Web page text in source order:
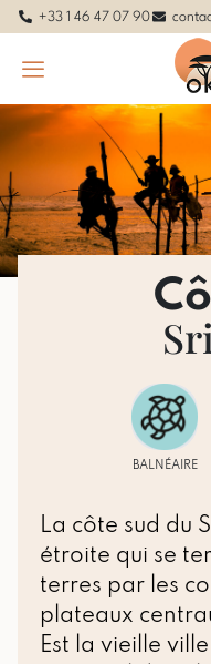
+33 1 46 47 07 90
BALNÉAIRE
La côte sud du
étroite qui se
terres par les
plateaux
Est la vieille